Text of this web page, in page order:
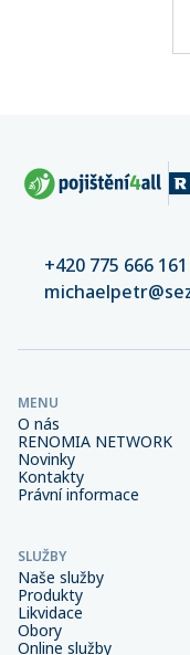
+420 775 666 161
MENU
O nás
RENOMIA NETWORK
Novinky
Kontakty
Právní informace
SLUŽBY
Naše služby
Produkty
Likvidace
Obory
Online služby